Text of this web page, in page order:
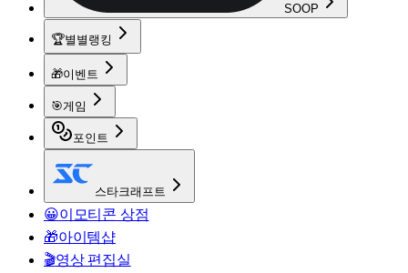
SOOP
🏆별별랭킹
🎁이벤트
🎯게임
포인트
스타크래프트
😀이모티콘 상점
🎁아이템샵
🎬영상 편집실